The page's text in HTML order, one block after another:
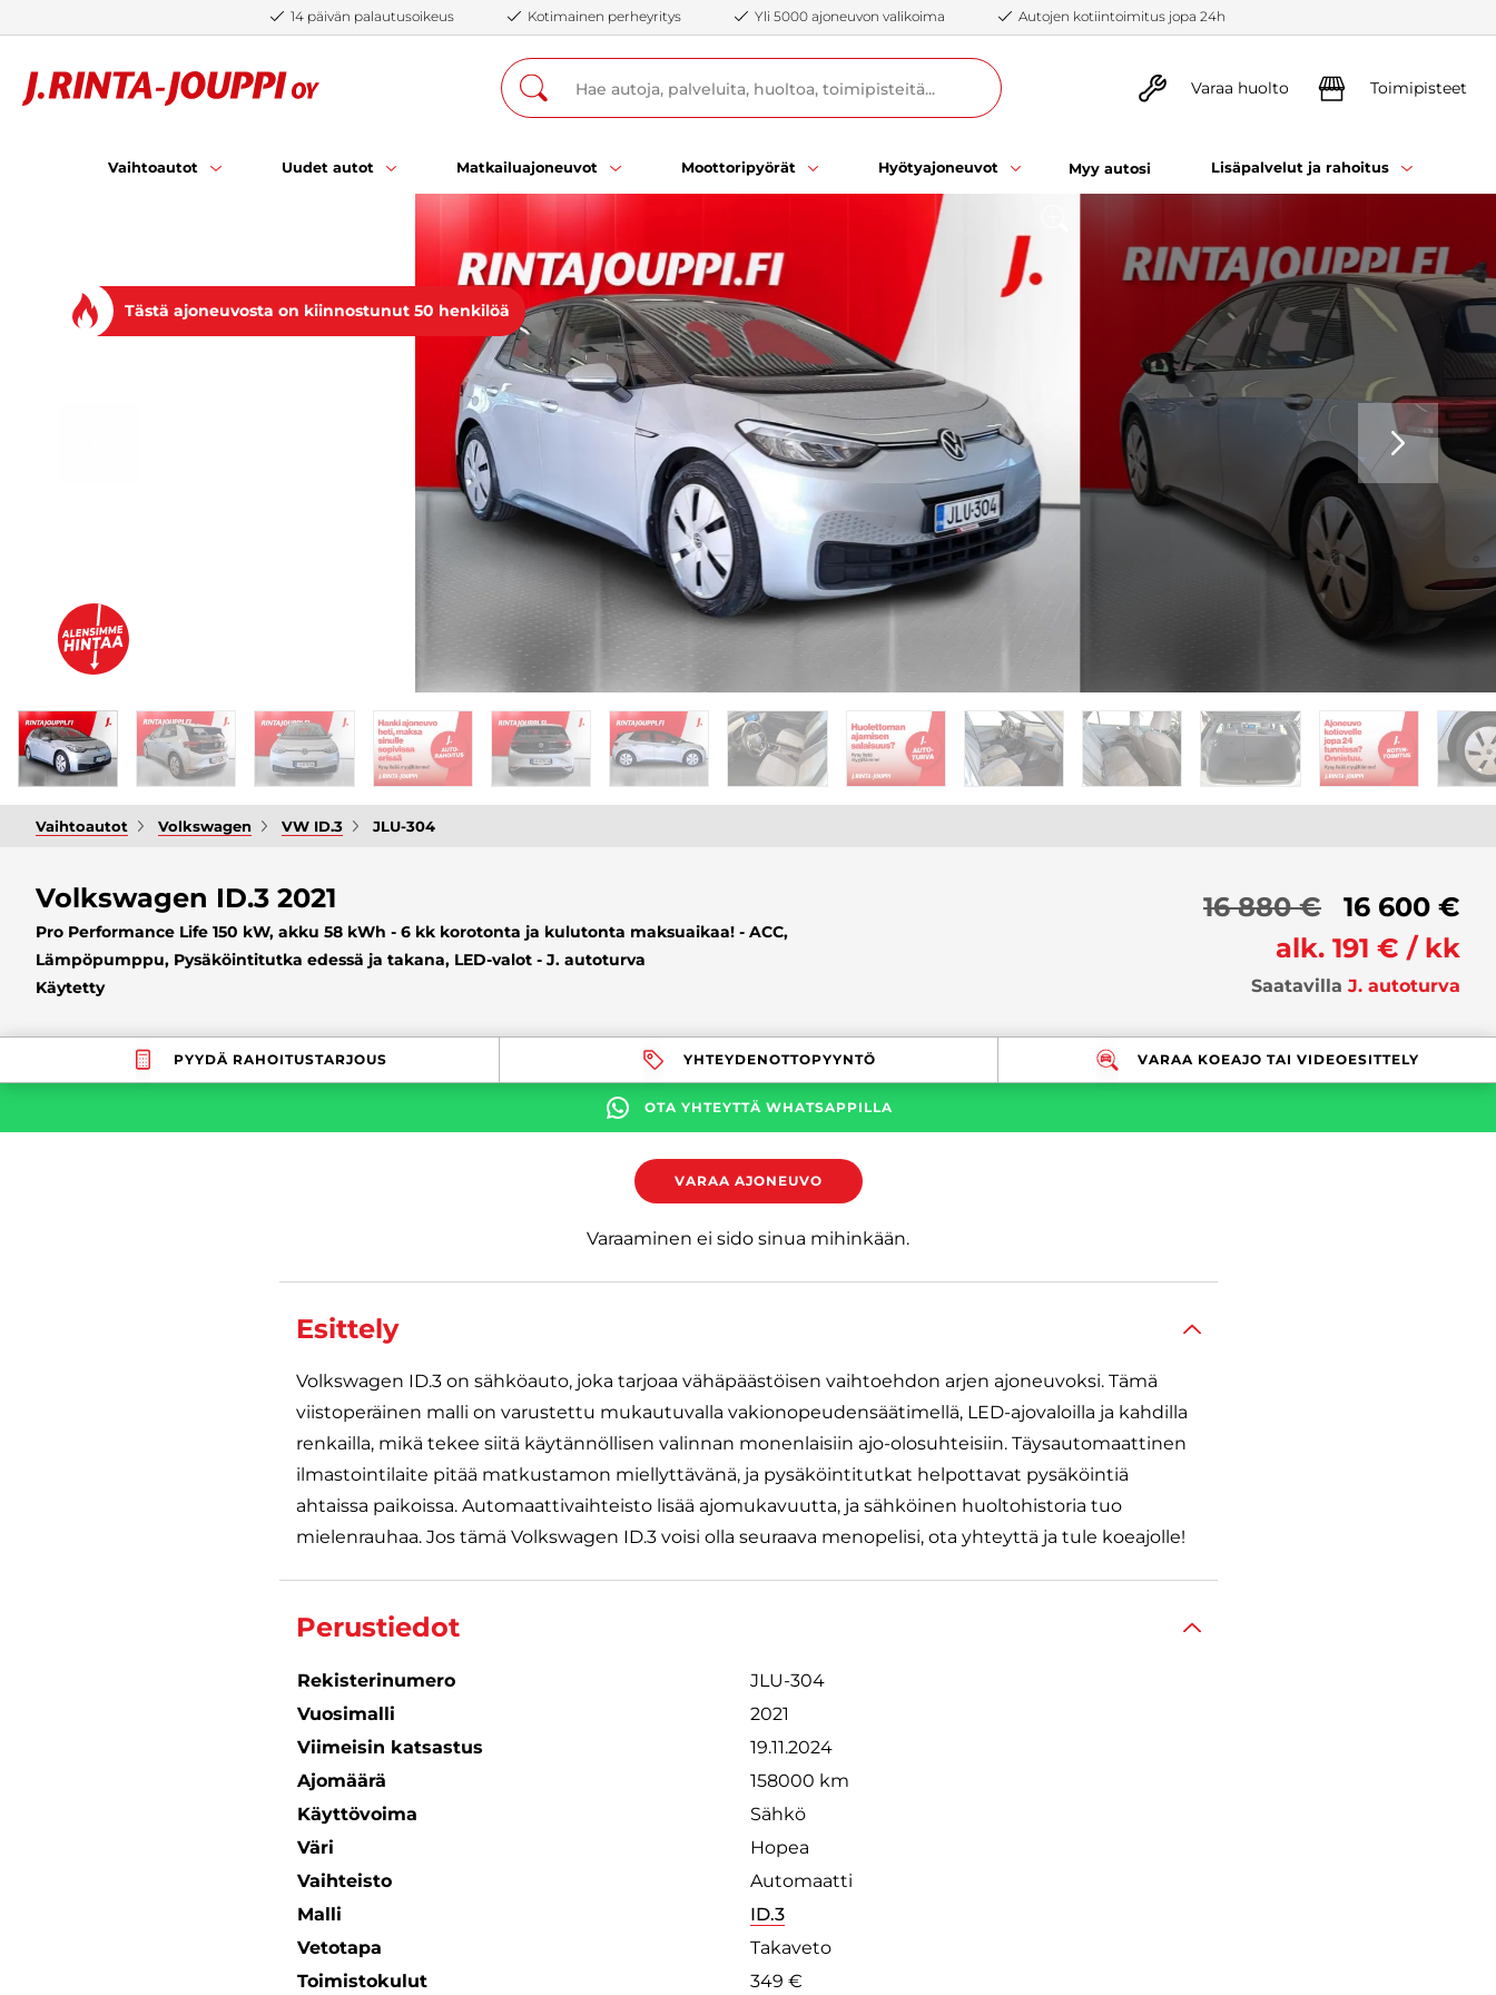
14 päivän palautusoikeus Kotimainen perheyritys Yli 5000 ajoneuvon valikoima Autojen kotiintoimitus jopa 24h
Varaa huolto Toimipisteet
Vaihtoautot Uudet autot Matkailuajoneuvot Moottoripyörät Hyötyajoneuvot Myy autosi Lisäpalvelut ja rahoitus
SEURAAVA
Tästä ajoneuvosta on kiinnostunut 50 henkilöä
Vaihtoautot Volkswagen VW ID.3 JLU-304
Volkswagen ID.3 2021
Pro Performance Life 150 kW, akku 58 kWh - 6 kk korotonta ja kulutonta maksuaikaa! - ACC,
Lämpöpumppu, Pysäköintitutka edessä ja takana, LED-valot - J. autoturva
Käytetty
16 880 €
16 600 €
alk. 191 € / kk
Saatavilla J. autoturva
PYYDÄ RAHOITUSTARJOUS YHTEYDENOTTOPYYNTÖ VARAA KOEAJO TAI VIDEOESITTELY
OTA YHTEYTTÄ WHATSAPPILLA
VARAA AJONEUVO
Varaaminen ei sido sinua mihinkään.
Esittely
Volkswagen ID.3 on sähköauto, joka tarjoaa vähäpäästöisen vaihtoehdon arjen ajoneuvoksi. Tämä
viistoperäinen malli on varustettu mukautuvalla vakionopeudensäätimellä, LED-ajovaloilla ja kahdilla
renkailla, mikä tekee siitä käytännöllisen valinnan monenlaisiin ajo-olosuhteisiin. Täysautomaattinen
ilmastointilaite pitää matkustamon miellyttävänä, ja pysäköintitutkat helpottavat pysäköintiä
ahtaissa paikoissa. Automaattivaihteisto lisää ajomukavuutta, ja sähköinen huoltohistoria tuo
mielenrauhaa. Jos tämä Volkswagen ID.3 voisi olla seuraava menopelisi, ota yhteyttä ja tule koeajolle!
Perustiedot
Rekisterinumero
JLU-304
Vuosimalli
2021
Viimeisin katsastus
19.11.2024
Ajomäärä
158000 km
Käyttövoima
Sähkö
Väri
Hopea
Vaihteisto
Automaatti
Malli
ID.3
Vetotapa
Takaveto
Toimistokulut
349 €